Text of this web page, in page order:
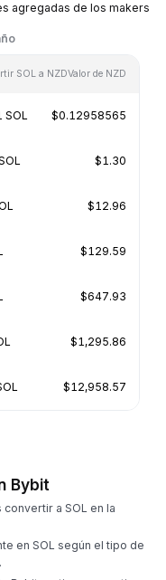
agregadas de los makers
SOL a NZDValor de NZD
SOL $0.12958565
$1.30
$12.96
$129.59
$647.93
$1,295.86
$12,958.57
Bybit
a SOL en la
en SOL según el tipo de